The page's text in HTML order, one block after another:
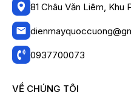
81 Châu Văn Liêm, Khu
0937700073
VỀ CHÚNG TÔI